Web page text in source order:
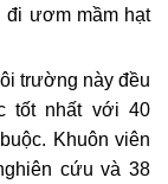
đi ươm mầm hạt
trường này đều
tốt nhất với 40
Khuôn viên
cứu và 38